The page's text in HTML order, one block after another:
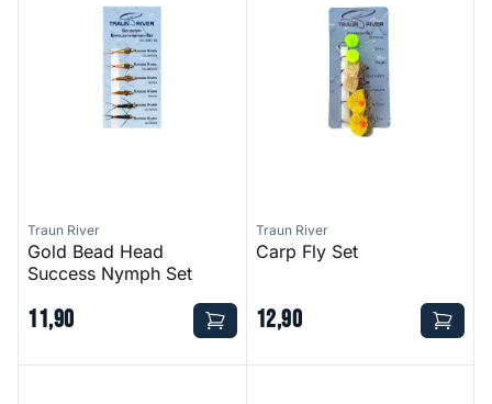
Traun River
Gold Bead Head
Success Nymph Set
11,90
Traun River
Carp Fly Set
12,90